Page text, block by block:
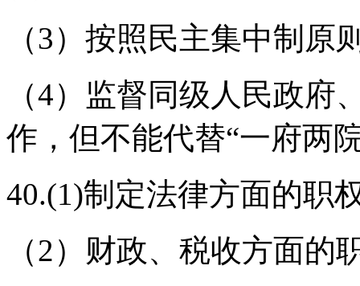
（3）按照民主集中制原
（4）监督同级人民政
作，但不能代替“一府两
40.(1)制定法律方面的职
（2）财政、税收方面的